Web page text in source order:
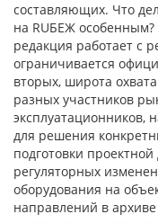
составляющих. Что
на RUБЕЖ особенным?
редакция работает с
ограничивается
вторых, широта
разных участников
эксплуатационников,
для решения
подготовки
регуляторных
оборудования на
направлений в